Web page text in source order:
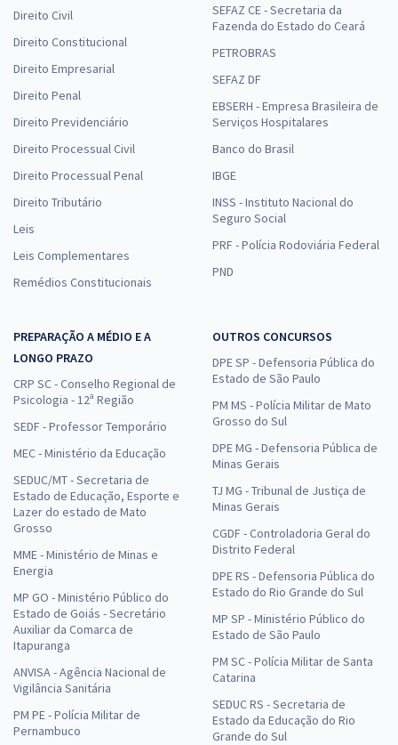
Direito Civil
Direito Constitucional
Direito Empresarial
Direito Penal
Direito Previdenciário
Direito Processual Civil
Direito Processual Penal
Direito Tributário
Leis
Leis Complementares
Remédios Constitucionais
SEFAZ CE - Secretaria da
Fazenda do Estado do Ceará
PETROBRAS
SEFAZ DF
EBSERH - Empresa Brasileira de
Serviços Hospitalares
Banco do Brasil
IBGE
INSS - Instituto Nacional do
Seguro Social
PRF - Polícia Rodoviária Federal
PND
PREPARAÇÃO A MÉDIO E A
LONGO PRAZO
CRP SC - Conselho Regional de
Psicologia - 12ª Região
SEDF - Professor Temporário
MEC - Ministério da Educação
SEDUC/MT - Secretaria de
Estado de Educação, Esporte e
Lazer do estado de Mato
Grosso
MME - Ministério de Minas e
Energia
MP GO - Ministério Público do
Estado de Goiás - Secretário
Auxiliar da Comarca de
Itapuranga
ANVISA - Agência Nacional de
Vigilância Sanitária
PM PE - Polícia Militar de
Pernambuco
OUTROS CONCURSOS
DPE SP - Defensoria Pública do
Estado de São Paulo
PM MS - Polícia Militar de Mato
Grosso do Sul
DPE MG - Defensoria Pública de
Minas Gerais
TJ MG - Tribunal de Justiça de
Minas Gerais
CGDF - Controladoria Geral do
Distrito Federal
DPE RS - Defensoria Pública do
Estado do Rio Grande do Sul
MP SP - Ministério Público do
Estado de São Paulo
PM SC - Polícia Militar de Santa
Catarina
SEDUC RS - Secretaria de
Estado da Educação do Rio
Grande do Sul